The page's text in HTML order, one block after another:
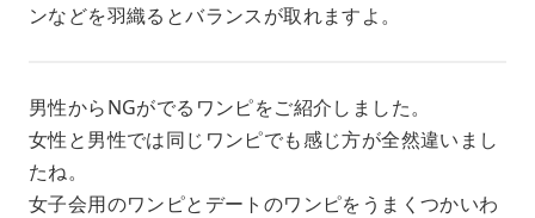
ンなどを羽織るとバランスが取れますよ。
男性からNGがでるワンピをご紹介しました。
女性と男性では同じワンピでも感じ方が全然違いまし
たね。
女子会用のワンピとデートのワンピをうまくつかいわ